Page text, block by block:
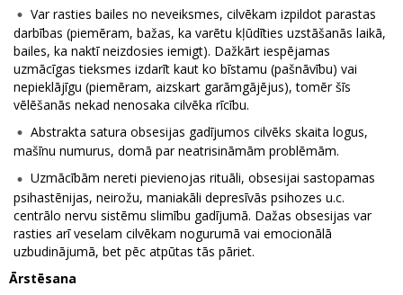
Var rasties bailes no neveiksmes, cilvēkam izpildot parastas
darbības (piemēram, bažas, ka varētu kļūdīties uzstāšanās laikā,
bailes, ka naktī neizdosies iemigt). Dažkārt iespējamas
uzmācīgas tieksmes izdarīt kaut ko bīstamu (pašnāvību) vai
nepieklājīgu (piemēram, aizskart garāmgājējus), tomēr šīs
vēlēšanās nekad nenosaka cilvēka rīcību.
Abstrakta satura obsesijas gadījumos cilvēks skaita logus,
mašīnu numurus, domā par neatrisināmām problēmām.
Uzmācībām nereti pievienojas rituāli, obsesijai sastopamas
psihastēnijas, neirožu, maniakāli depresīvās psihozes u.c.
centrālo nervu sistēmu slimību gadījumā. Dažas obsesijas var
rasties arī veselam cilvēkam nogurumā vai emocionālā
uzbudinājumā, bet pēc atpūtas tās pāriet.
Ārstēsana